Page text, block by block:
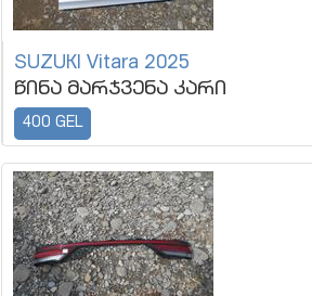
SUZUKI Vitara 2025
წინა მარჯვენა კარი
400 GEL